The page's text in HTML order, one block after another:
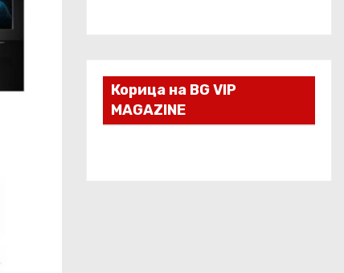
Корица на BG VIP
MAGAZINE